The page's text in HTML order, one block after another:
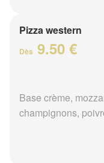
Pizza western
Dès 9.50 €
Base crème,
champignons,